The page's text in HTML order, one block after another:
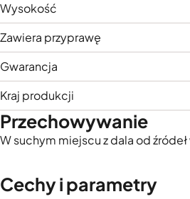
Wysokość
Zawiera przyprawę
Gwarancja
Kraj produkcji
Przechowywanie
W suchym miejscu z dala od
Cechy i parametry